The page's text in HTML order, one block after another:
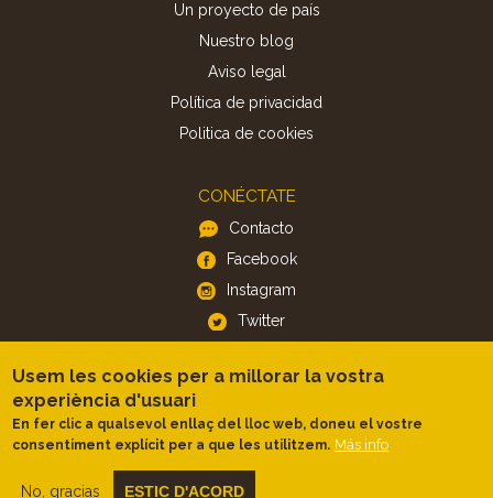
Un proyecto de país
Nuestro blog
Aviso legal
Política de privacidad
Politica de cookies
CONÉCTATE
Contacto
Facebook
Instagram
Twitter
APP
iOS
Android
Usem les cookies per a millorar la vostra
experiència d'usuari
En fer clic a qualsevol enllaç del lloc web, doneu el vostre
consentiment explícit per a que les utilitzem. Más info
No, gracias ESTIC D'ACORD